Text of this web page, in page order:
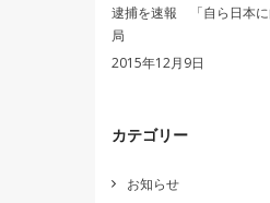
逮捕を速報 「自ら日本
局
2015年12月9日
カテゴリー
お知らせ